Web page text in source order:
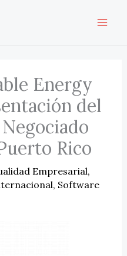
Energy
del
Rico
Empresarial,
, Software